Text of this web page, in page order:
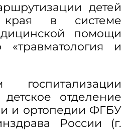
детей
края в системе
помощи
и
отделение
и ортопедии ФГБУ
России (г.